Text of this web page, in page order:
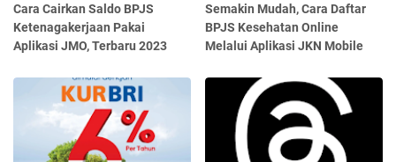
Cara Cairkan Saldo BPJS
Ketenagakerjaan Pakai
Aplikasi JMO, Terbaru 2023
Semakin Mudah, Cara Daftar
BPJS Kesehatan Online
Melalui Aplikasi JKN Mobile